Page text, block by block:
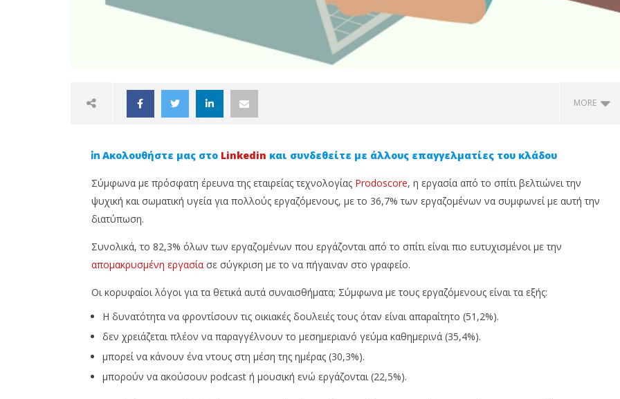
MORE
NOW VIEWING
Η εργασία από το σπίτι τελικά
βελτιώνει την ψυχική υγεία;
Φεβρουαρίου,
2022
Cyprus
Insurance
News
Team
Προσπαθείς να πιάσεις τους
στόχους σου, αλλά δεν
φτάνεις ποτέ στο 100%; Ίσως
δεν φταις εσύ
Φεβρουαρίου,
Cyprus
Insurance
News
οδήγηση ξεκινά από τη σωστή
εφαρμογή της ζώνης
ασφαλείας
Φεβρουαρίου,
Ακολουθήστε μας στο Linkedin και συνδεθείτε με άλλους επαγγελματίες του κλάδου
Σύμφωνα με πρόσφατη έρευνα της εταιρείας τεχνολογίας Prodoscore, η εργασία από το σπίτι βελτιώνει την
ψυχική και σωματική υγεία για πολλούς εργαζόμενους, με το 36,7% των εργαζομένων να συμφωνεί με αυτή την
διατύπωση.
Συνολικά, το 82,3% όλων των εργαζομένων που εργάζονται από το σπίτι είναι πιο ευτυχισμένοι με την
απομακρυσμένη εργασίασε σύγκριση με το να πήγαιναν στο γραφείο.
Οι κορυφαίοι λόγοι για τα θετικά αυτά συναισθήματα; Σύμφωνα με τους εργαζόμενους είναι τα εξής:
Η δυνατότητα να φροντίσουν τις οικιακές δουλειές τους όταν είναι απαραίτητο (51,2%).
δεν χρειάζεται πλέον να παραγγέλνουν το μεσημεριανό γεύμα καθημερινά (35,4%).
μπορεί να κάνουν ένα ντους στη μέση της ημέρας (30,3%).
μπορούν να ακούσουν podcast ή μουσική ενώ εργάζονται (22,5%).